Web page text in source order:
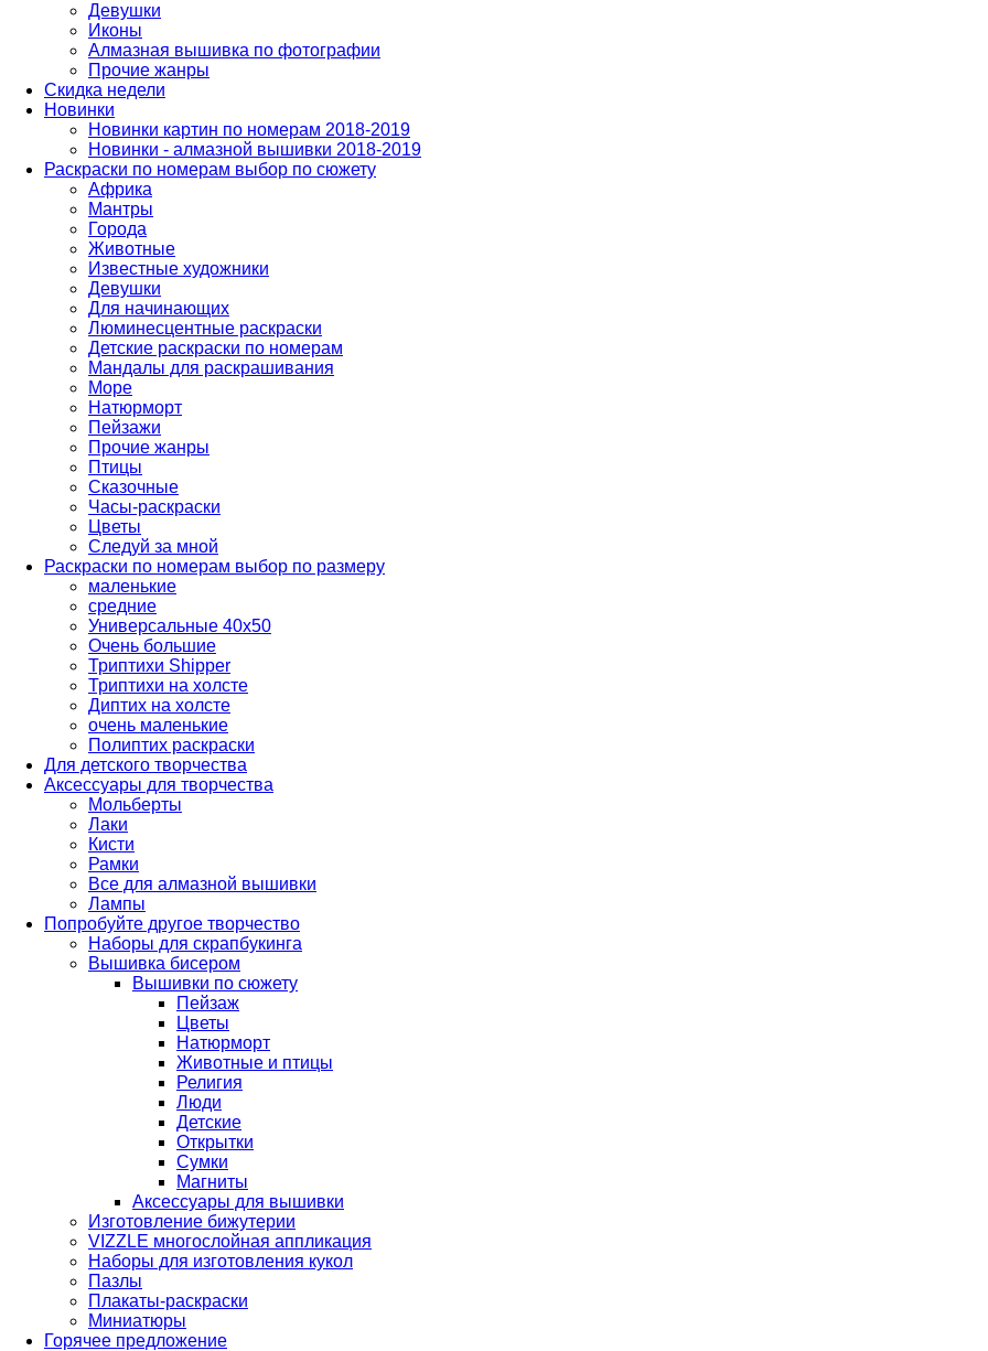
Девушки
Иконы
Алмазная вышивка по фотографии
Прочие жанры
Скидка недели
Новинки
Новинки картин по номерам 2018-2019
Новинки - алмазной вышивки 2018-2019
Раскраски по номерам выбор по сюжету
Африка
Мантры
Города
Животные
Известные художники
Девушки
Для начинающих
Люминесцентные раскраски
Детские раскраски по номерам
Мандалы для раскрашивания
Море
Натюрморт
Пейзажи
Прочие жанры
Птицы
Сказочные
Часы-раскраски
Цветы
Следуй за мной
Раскраски по номерам выбор по размеру
маленькие
средние
Универсальные 40х50
Очень большие
Триптихи Shipper
Триптихи на холсте
Диптих на холсте
очень маленькие
Полиптих раскраски
Для детского творчества
Аксессуары для творчества
Мольберты
Лаки
Кисти
Рамки
Все для алмазной вышивки
Лампы
Попробуйте другое творчество
Наборы для скрапбукинга
Вышивка бисером
Вышивки по сюжету
Пейзаж
Цветы
Натюрморт
Животные и птицы
Религия
Люди
Детские
Открытки
Сумки
Магниты
Аксессуары для вышивки
Изготовление бижутерии
VIZZLE многослойная аппликация
Наборы для изготовления кукол
Пазлы
Плакаты-раскраски
Миниатюры
Горячее предложение